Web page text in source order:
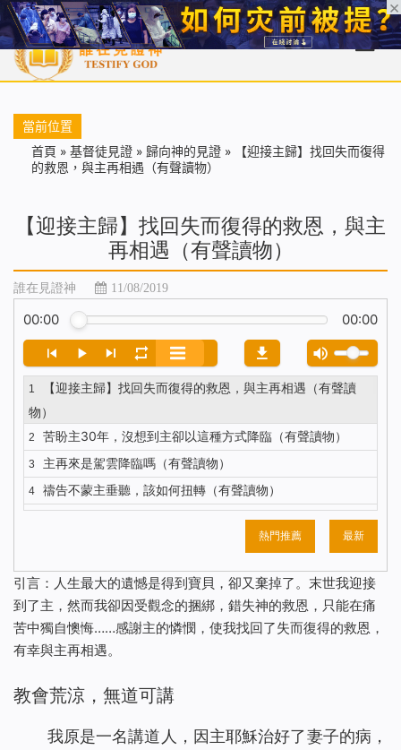
首頁 每日靈糧 天國福音 基督徒見證 信仰解答 聖經
當前位置
首頁 » 基督徒見證 » 歸向神的見證 »
【迎接主歸】找回失而復得
的救恩，與主再相遇（有聲讀物）
【迎接主歸】找回失而復得的救恩，與主
再相遇（有聲讀物）
誰在見證神 11/08/2019
00:00 00:00
1
【迎接主歸】找回失而復得的救恩，與主再相遇（有聲讀
物）
2 苦盼主30年，沒想到主卻以這種方式降臨（有聲讀物）
3 主再來是駕雲降臨嗎（有聲讀物）
4 禱告不蒙主垂聽，該如何扭轉（有聲讀物）
五餅二魚背後，主耶穌的心思到底是什麼？（有聲讀物）
你知道主耶穌復活顯現的更深意義嗎？（有聲讀物）
7 對聖經的這種觀念，讓我險些錯過主的再來（有聲讀物）
8 我終於明白了什麼才是有意義的人生（有聲讀物）
9
解決禱告中的3個問題，我們的禱告才能蒙主垂聽（有聲讀
物）
11 識破撒但詭計後，聚會親近神我不再缺席（有聲讀物）
與其昧著良心工作 不如做誠實人大膽地說NO（有聲讀物）
熱門推薦 最新
引言：人生最大的遺憾是得到寶貝，卻又棄掉了。末世我迎接
到了主，然而我卻因受觀念的捆綁，錯失神的救恩，只能在痛
苦中獨自懊悔……感謝主的憐憫，使我找回了失而復得的救恩，
有幸與主再相遇。
教會荒涼，無道可講
我原是一名講道人，因主耶穌治好了妻子的病，